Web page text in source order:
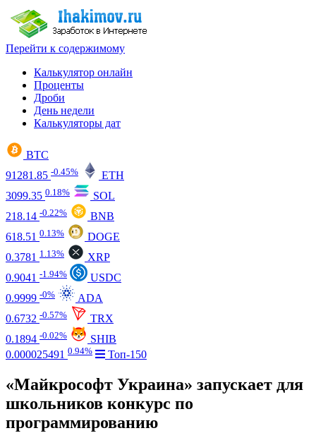
Перейти к содержимому
Калькулятор онлайн
Проценты
Дроби
День недели
Калькуляторы дат
BTC
91281.85 -0.45%
ETH
3099.35 0.18%
SOL
218.14 -0.22%
BNB
618.51 0.13%
DOGE
0.3781 1.13%
XRP
0.9041 -1.94%
USDC
0.9999 -0%
ADA
0.6732 -0.57%
TRX
0.1894 -0.02%
SHIB
0.000025491 0.94% Топ-150
«Майкрософт Украина» запускает для
школьников конкурс по
программированию